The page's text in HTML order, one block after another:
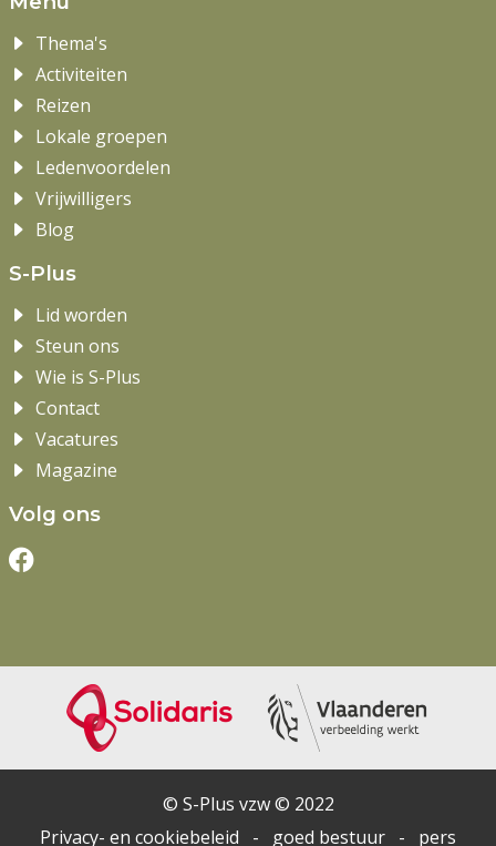
Thema's
Activiteiten
Reizen
Lokale groepen
Ledenvoordelen
Vrijwilligers
Blog
S-Plus
Lid worden
Steun ons
Wie is S-Plus
Contact
Vacatures
Magazine
Volg ons
© S-Plus vzw © 2022
Privacy- en cookiebeleid - goed bestuur - pers